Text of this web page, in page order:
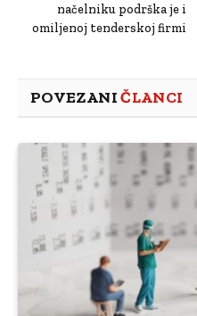
načelniku podrška je i
omiljenoj tenderskoj firmi
POVEZANIČLANCI